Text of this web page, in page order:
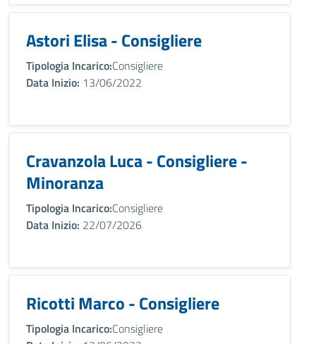
Astori Elisa - Consigliere
Tipologia Incarico:Consigliere
Data Inizio: 13/06/2022
Cravanzola Luca - Consigliere -
Minoranza
Tipologia Incarico:Consigliere
Data Inizio: 22/07/2026
Ricotti Marco - Consigliere
Tipologia Incarico:Consigliere